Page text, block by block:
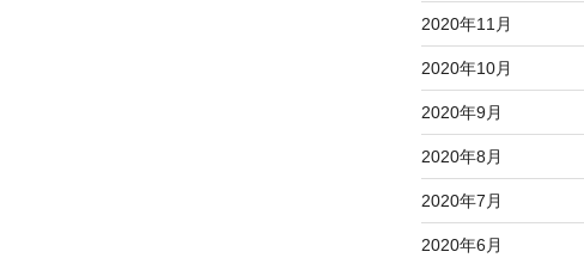
2020年11月
2020年10月
2020年9月
2020年8月
2020年7月
2020年6月